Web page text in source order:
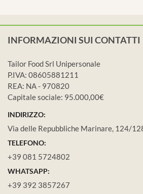
INFORMAZIONI SUI CONTATTI
Tailor Food Srl Unipersonale
P.IVA: 08605881211
REA: NA - 970820
Capitale sociale: 95.000,00€
INDIRIZZO:
Via delle Repubbliche Marinare, 124/
TELEFONO:
+39 081 5724802
WHATSAPP:
+39 392 3857267